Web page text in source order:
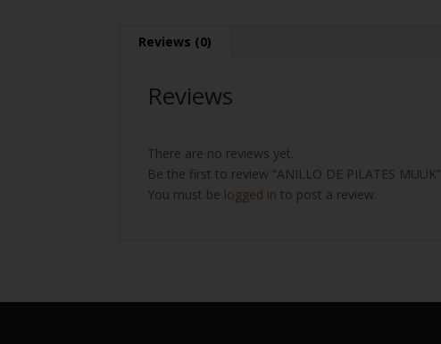
Reviews (0)
Reviews
There are no reviews yet.
Be the first to review “ANILLO DE PILATES MUUK”
You must be logged in to post a review.